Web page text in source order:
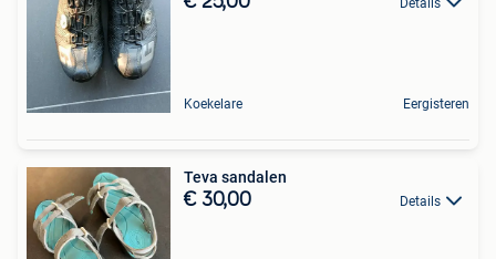
Details
Koekelare Eergisteren
Teva sandalen
€ 30,00 Details